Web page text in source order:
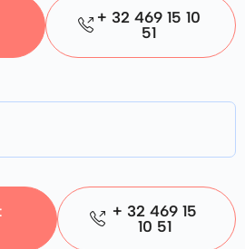
+ 32 469 15 10
51
+ 32 469 15
10 51